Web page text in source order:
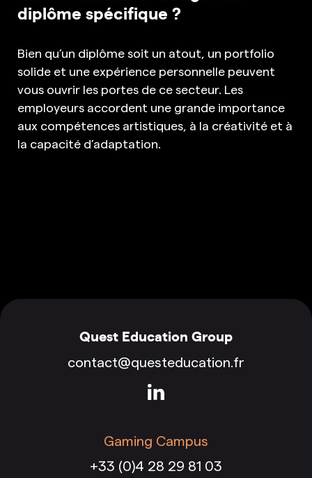
diplôme spécifique ?
Bien qu’un diplôme soit un atout, un portfolio
solide et une expérience personnelle peuvent
vous ouvrir les portes de ce secteur. Les
employeurs accordent une grande importance
aux compétences artistiques, à la créativité et à
la capacité d’adaptation.
Quest Education Group
contact@questeducation.fr
Gaming Campus
+33 (0)4 28 29 81 03